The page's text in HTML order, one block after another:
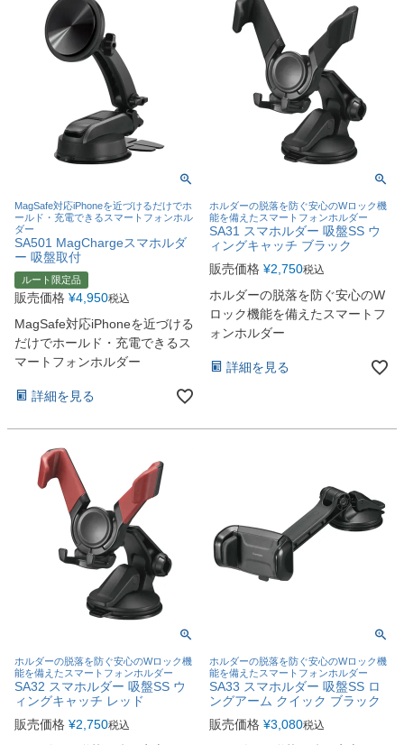
MagSafe対応iPhoneを近づけるだけでホ
ールド・充電できるスマートフォンホル
ダー
SA501 MagChargeスマホルダ
ー 吸盤取付
ルート限定品
販売価格 ¥4,950税込
MagSafe対応iPhoneを近づける
だけでホールド・充電できるス
マートフォンホルダー
詳細を見る
ホルダーの脱落を防ぐ安心のWロック機
能を備えたスマートフォンホルダー
SA31 スマホルダー 吸盤SS ウ
ィングキャッチ ブラック
販売価格 ¥2,750税込
ホルダーの脱落を防ぐ安心のW
ロック機能を備えたスマートフ
ォンホルダー
詳細を見る
ホルダーの脱落を防ぐ安心のWロック機
能を備えたスマートフォンホルダー
SA32 スマホルダー 吸盤SS ウ
ィングキャッチ レッド
販売価格 ¥2,750税込
ホルダーの脱落を防ぐ安心のWロック機
能を備えたスマートフォンホルダー
SA33 スマホルダー 吸盤SS ロ
ングアーム クイック ブラック
販売価格 ¥3,080税込